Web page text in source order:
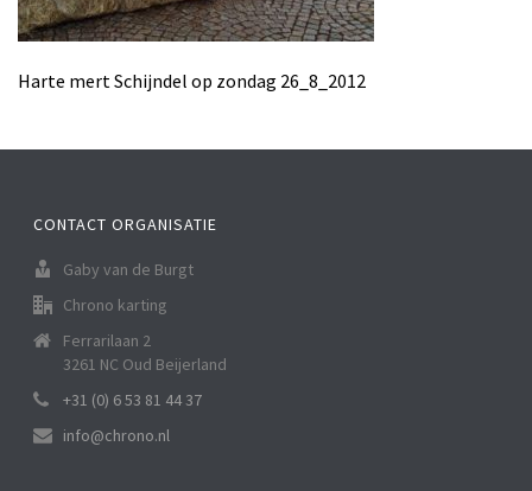
Harte mert Schijndel op zondag 26_8_2012
CONTACT ORGANISATIE
Gaby van de Burgt
Chrono karting
Ferrarilaan 2
3261 NC Oud Beijerland
+31 (0) 6 53 81 44 37
info@chrono.nl